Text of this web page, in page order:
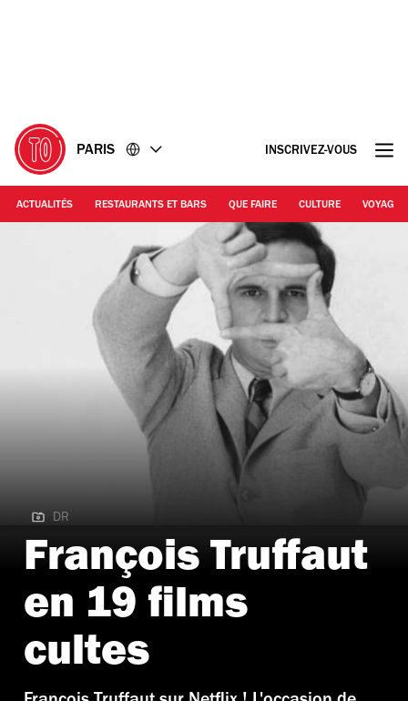
PARIS INSCRIVEZ-VOUS
ACTUALITÉS RESTAURANTS ET BARS QUE FAIRE CULTURE VOYAGE
DR
DR
François Truffaut
en 19 films
cultes